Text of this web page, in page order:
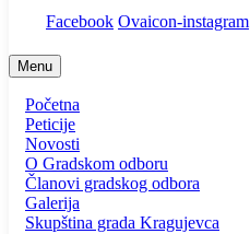
Facebook Ovaicon-instagram
Menu
Početna
Peticije
Novosti
O Gradskom odboru
Članovi gradskog odbora
Galerija
Skupština grada Kragujevca